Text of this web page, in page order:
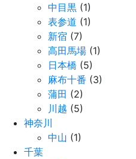
中目黒 (1)
表参道 (1)
新宿 (7)
高田馬場 (1)
日本橋 (5)
麻布十番 (3)
蒲田 (2)
川越 (5)
神奈川
中山 (1)
千葉